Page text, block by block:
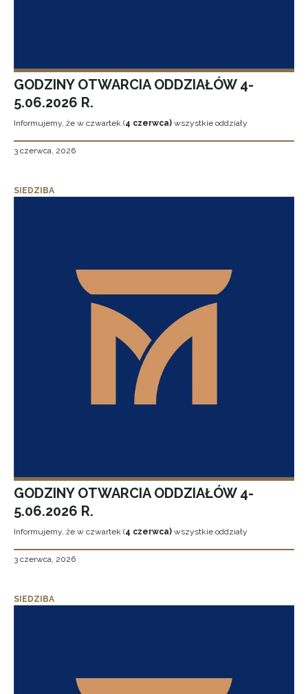
GODZINY OTWARCIA ODDZIAŁÓW 4-
5.06.2026 R.
Informujemy, że w czwartek (4 czerwca) wszystkie oddziały
3 czerwca, 2026
SIEDZIBA
GODZINY OTWARCIA ODDZIAŁÓW 4-
5.06.2026 R.
Informujemy, że w czwartek (4 czerwca) wszystkie oddziały
3 czerwca, 2026
SIEDZIBA